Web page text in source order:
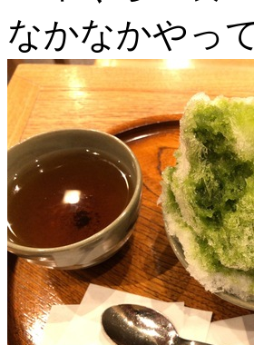
なかなかやっ